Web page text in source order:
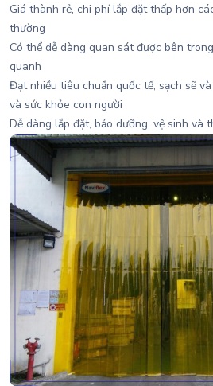
Giá thành rẻ, chi phí lắp đặt thấp hơn
thường
Có thể dễ dàng quan sát được bên
quanh
Đạt nhiều tiêu chuẩn quốc tế, sạch sẽ
và sức khỏe con người
Dễ dàng lắp đặt, bảo dưỡng, vệ sinh và